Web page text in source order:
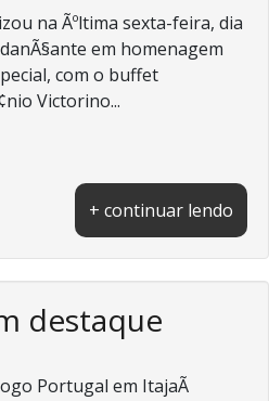
na Ãºltima sexta-feira, dia
em homenagem
com o buffet
Victorino...
+ continuar lendo
destaque
Portugal em ItajaÃ­